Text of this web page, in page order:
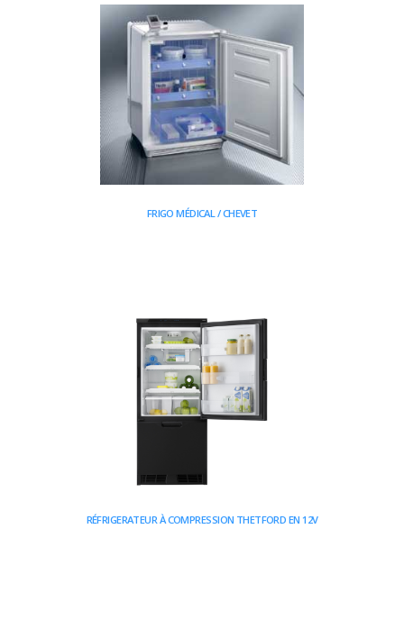
FRIGO MÉDICAL / CHEVET
RÉFRIGERATEUR À COMPRESSION THETFORD EN 12V